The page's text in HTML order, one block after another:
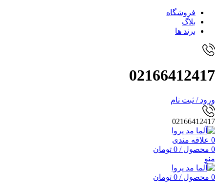
فروشگاه
بلاگ
برند ها
02166412417
ورود / ثبت نام
02166412417
0 علاقه مندی
0 محصول /
0 تومان
منو
0 محصول /
0 تومان